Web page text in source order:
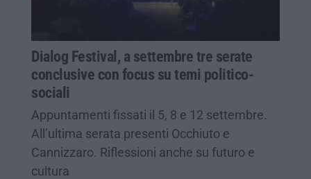
Dialog Festival, a settembre tre serate
conclusive con focus su temi politico-
sociali
Appuntamenti fissati il 5, 8 e 12 settembre.
All’ultima serata presenti Occhiuto e
Cannizzaro. Riflessioni anche su futuro e
cultura